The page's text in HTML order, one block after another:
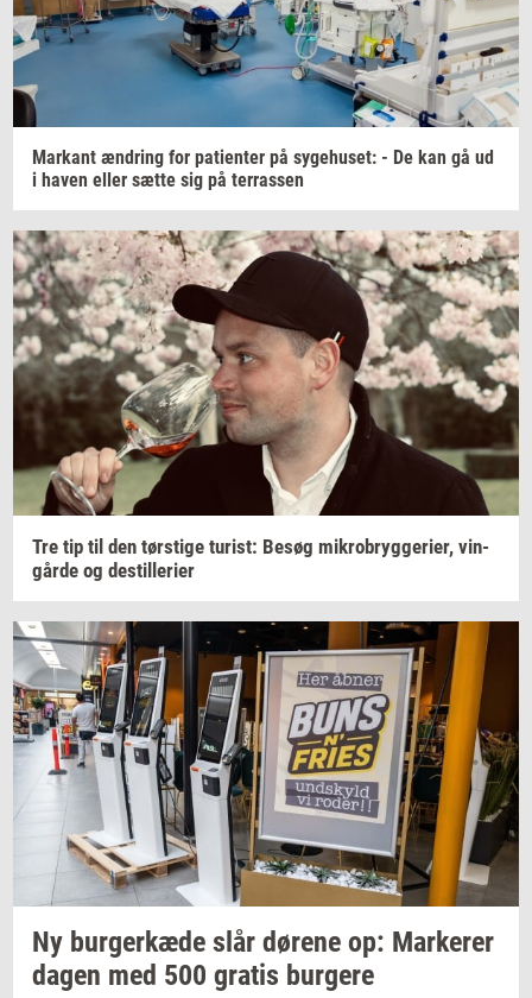
Mar­kant æn­dring for pa­tien­ter på sy­ge­hu­set: - De kan gå ud
i haven eller sætte sig på ter­ras­sen
Tre tip til den tørsti­ge turist: Besøg mi­kro­bryg­ge­ri­er, vin­
går­de og destil­le­ri­er
Ny bur­ger­kæ­de slår dø­re­ne op: Mar­ke­rer
dagen med 500 gra­tis bur­ge­re